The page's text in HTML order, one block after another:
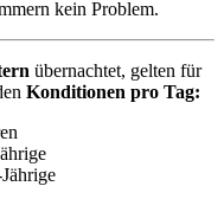
kein Problem.
übernachtet, gelten für
Konditionen pro Tag: